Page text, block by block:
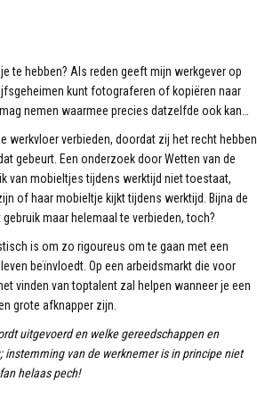
te hebben? Als reden geeft mijn werkgever op
kunt fotograferen of kopiëren naar
nemen waarmee precies datzelfde ook kan…
werkvloer verbieden, doordat zij het recht hebben
gebeurt. Een onderzoek door Wetten van de
van mobieltjes tijdens werktijd niet toestaat,
of haar mobieltje kijkt tijdens werktijd. Bijna de
maar helemaal te verbieden, toch?
is om zo rigoureus om te gaan met een
beïnvloedt. Op een arbeidsmarkt die voor
vinden van toptalent zal helpen wanneer je een
grote afknapper zijn.
uitgevoerd en welke gereedschappen en
van de werknemer is in principe niet
helaas pech!